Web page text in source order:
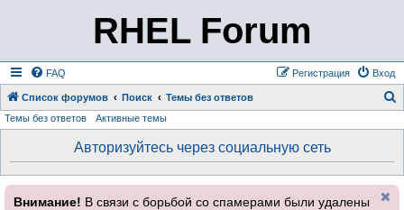
RHEL Forum
FAQ Вход
Регистрация
Список форумов Поиск Темы без ответов
Темы без ответов Активные темы
Авторизуйтесь через социальную сеть
Внимание! В связи с борьбой со спамерами были удалены